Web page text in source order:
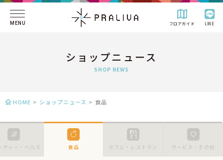
MENU フロアガイド LINE
ショップニュース
SHOP NEWS
HOME > ショップニュース > 食品
ティー・ヘルス 食品 カフェ・レストラン サービス・その他